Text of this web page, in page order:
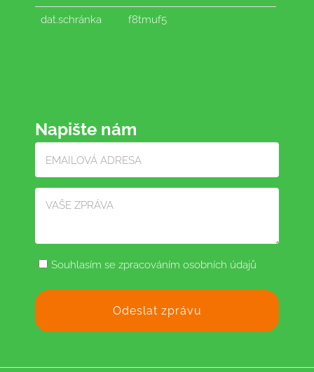
dat.schránka f8tmuf5
Napište nám
Souhlasím se zpracováním osobních údajů